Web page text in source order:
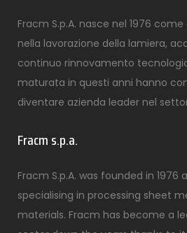
Fracm S.p.A. nasce nel 1976
nella lavorazione della lamiera,
continuo rinnovamento
maturata in questi anni hanno
diventare azienda leader nel
Fracm s.p.a.
Fracm S.p.A. was founded in
specialising in processing sheet
materials. Fracm has become a